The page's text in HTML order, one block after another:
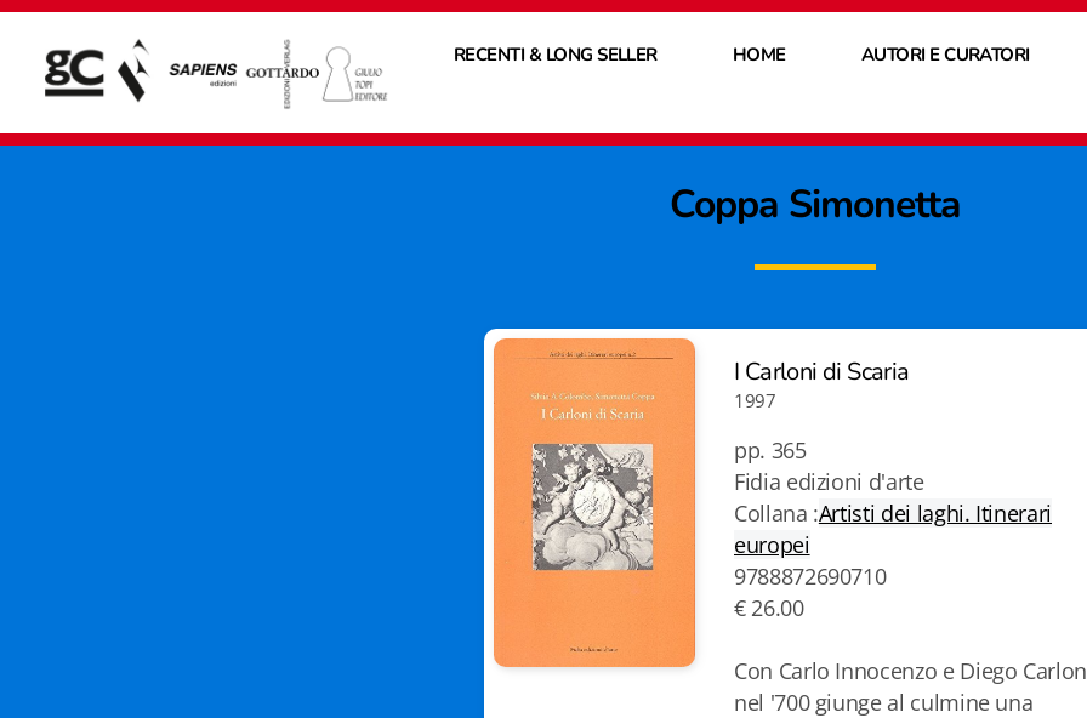
RECENTI & LONG SELLER HOME AUTORI E CURATORI
Coppa Simonetta
I Carloni di Scaria
1997
pp. 365
Fidia edizioni d'arte
Collana :Artisti dei laghi. Itinerari
europei
9788872690710
€ 26.00
Con Carlo Innocenzo e Diego
nel '700 giunge al culmine una